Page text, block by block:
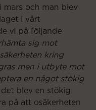
mars och man blev
i vårt
vi på följande
sig mot
kring
men i utbyte mot
en något stökig
blev en stökig
på att osäkerheten